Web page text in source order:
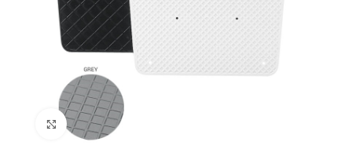
Πατήστε για μεγέθυνση